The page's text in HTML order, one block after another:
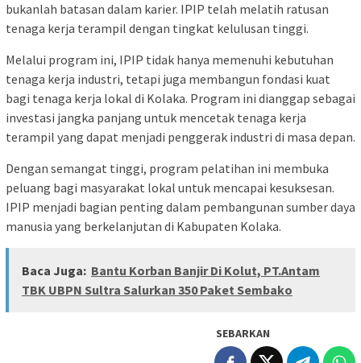
bukanlah batasan dalam karier. IPIP telah melatih ratusan
tenaga kerja terampil dengan tingkat kelulusan tinggi.
Melalui program ini, IPIP tidak hanya memenuhi kebutuhan
tenaga kerja industri, tetapi juga membangun fondasi kuat
bagi tenaga kerja lokal di Kolaka. Program ini dianggap sebagai
investasi jangka panjang untuk mencetak tenaga kerja
terampil yang dapat menjadi penggerak industri di masa depan.
Dengan semangat tinggi, program pelatihan ini membuka
peluang bagi masyarakat lokal untuk mencapai kesuksesan.
IPIP menjadi bagian penting dalam pembangunan sumber daya
manusia yang berkelanjutan di Kabupaten Kolaka.
Baca Juga: Bantu Korban Banjir Di Kolut, PT.Antam
TBK UBPN Sultra Salurkan 350 Paket Sembako
SEBARKAN